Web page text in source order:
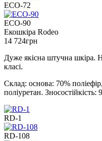
ECO-72
ECO-90
Екошкіра Rodeo
14 724грн
Дуже якісна штучна шкіра.
класі.
Склад: основа: 70%
поліуретан.
RD-1
RD-108